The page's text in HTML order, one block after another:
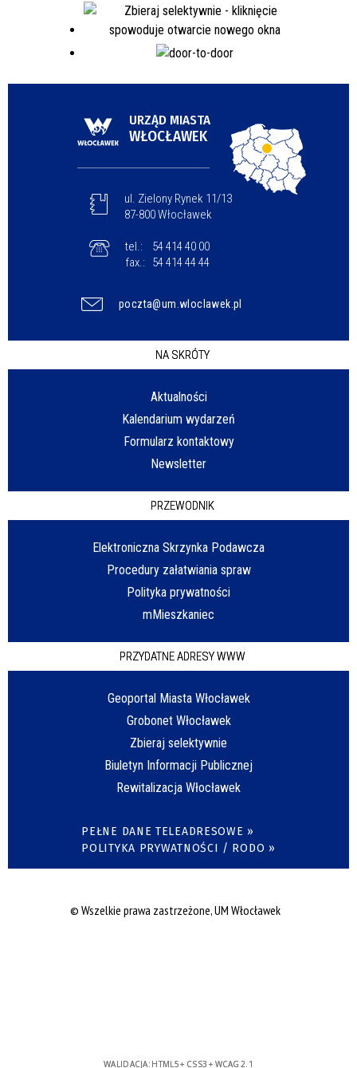
URZĄD MIASTA
WŁOCŁAWEK
ul. Zielony Rynek 11/13
87-800 Włocławek
tel.:
54 414 40 00
fax.:
54 414 44 44
poczta@um.wloclawek.pl
NA SKRÓTY
Aktualności
Kalendarium wydarzeń
Formularz kontaktowy
Newsletter
PRZEWODNIK
Elektroniczna Skrzynka Podawcza
Procedury załatwiania spraw
Polityka prywatności
mMieszkaniec
PRZYDATNE ADRESY WWW
Geoportal Miasta Włocławek
Grobonet Włocławek
Zbieraj selektywnie
Biuletyn Informacji Publicznej
Rewitalizacja Włocławek
PEŁNE DANE TELEADRESOWE »
POLITYKA PRYWATNOŚCI / RODO »
© Wszelkie prawa zastrzeżone, UM Włocławek
WALIDACJA: HTML5+ CSS3 + WCAG 2.1